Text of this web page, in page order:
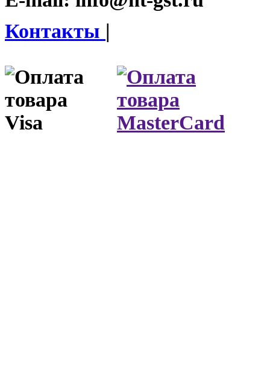
Контакты |